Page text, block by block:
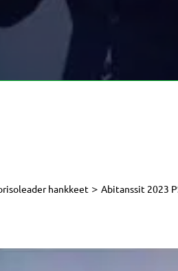
hankkeet > Abitanssit 2023